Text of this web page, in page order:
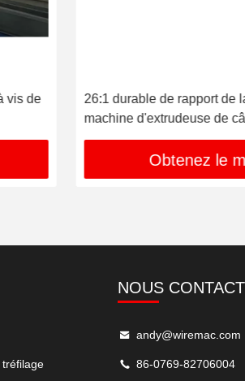
vis de
26:1 durable de rapport de
machine d'extrudeuse de
Obtenez le
NOUS
andy@wiremac.com
86-0769-82706004